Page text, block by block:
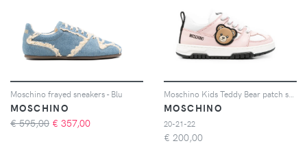
Moschino frayed sneakers - Blu
MOSCHINO
€ 595,00 € 357,00
MOSCHINO
20-21-22
€ 200,00